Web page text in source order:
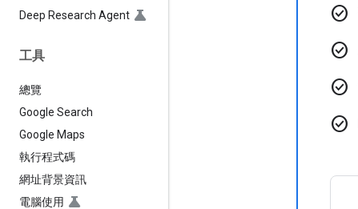
Deep Research Agent
工具
總覽
Google Search
Google Maps
執行程式碼
網址背景資訊
電腦使用
check_circle
check_circle
check_circle
check_circle